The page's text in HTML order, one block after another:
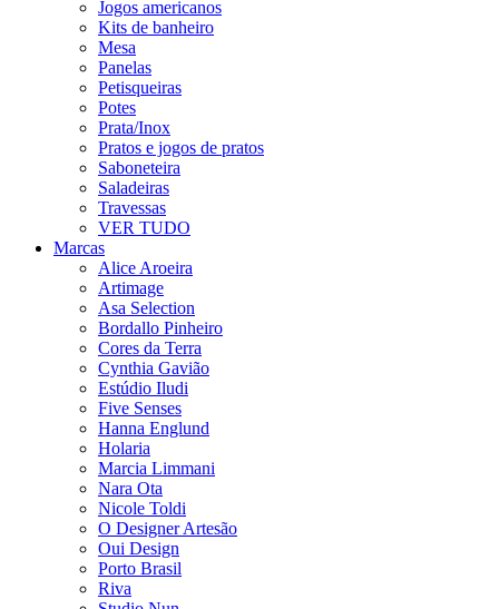
Jogos americanos
Kits de banheiro
Mesa
Panelas
Petisqueiras
Potes
Prata/Inox
Pratos e jogos de pratos
Saboneteira
Saladeiras
Travessas
VER TUDO
Marcas
Alice Aroeira
Artimage
Asa Selection
Bordallo Pinheiro
Cores da Terra
Cynthia Gavião
Estúdio Iludi
Five Senses
Hanna Englund
Holaria
Marcia Limmani
Nara Ota
Nicole Toldi
O Designer Artesão
Oui Design
Porto Brasil
Riva